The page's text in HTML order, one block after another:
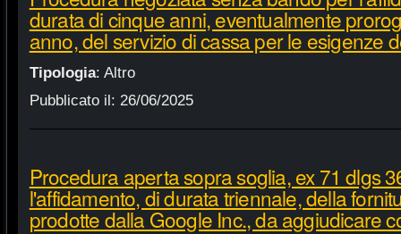
durata di cinque anni, eventualmente
anno, del servizio di cassa per le esigenze
Tipologia: Altro
Pubblicato il: 26/06/2025
Procedura aperta sopra soglia, ex 71 dlgs
l'affidamento, di durata triennale, della
prodotte dalla Google Inc., da aggiudicare